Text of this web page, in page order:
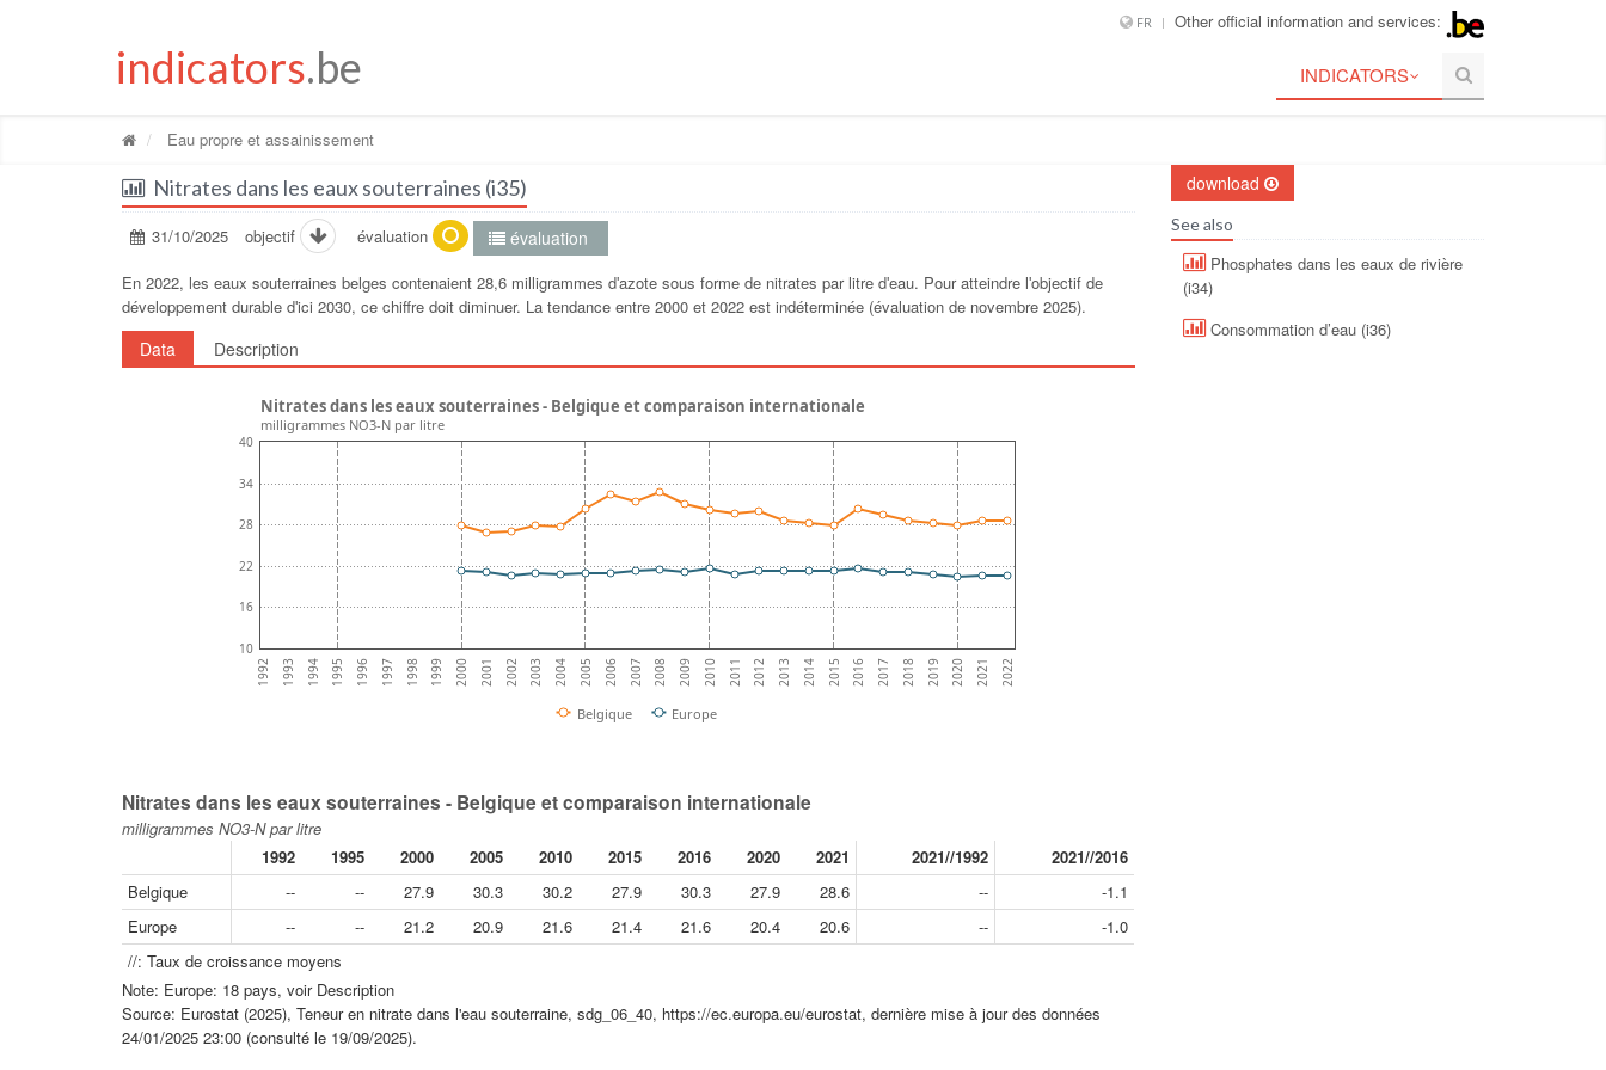
FR Other official information and services:
indicators.be INDICATORS
Eau propre et assainissement
Nitrates dans les eaux souterraines (i35)
31/10/2025 objectif évaluation évaluation
En 2022, les eaux souterraines belges contenaient 28,6 milligrammes dʹazote sous forme de nitrates par litre dʹeau. Pour atteindre lʹobjectif de
développement durable dʹici 2030, ce chiffre doit diminuer. La tendance entre 2000 et 2022 est indéterminée (évaluation de novembre 2025).
Data Description
1992 1993 1994 1995 1996 1997 1998 1999 2000 2001 2002 2003 2004 2005 2006 2007 2008 2009 2010 2011 2012 2013 2014 2015 2016 2017 2018 2019 2020 2021 2022
10
16
22
28
34
40
Belgique Europe
Nitrates dans les eaux souterraines - Belgique et comparaison internationale
milligrammes NO3-N par litre
Nitrates dans les eaux souterraines - Belgique et comparaison internationale
milligrammes NO3-N par litre
1992
1995 2000 2005 2010 2015 2016 2020 2021 2021//1992
2021//2016
Belgique
-- -- 27.9 30.3 30.2 27.9 30.3 27.9 28.6 --
-1.1
Europe
-- -- 21.2 20.9 21.6 21.4 21.6 20.4 20.6 --
-1.0
//: Taux de croissance moyens
Note: Europe: 18 pays, voir Description
Source: Eurostat (2025), Teneur en nitrate dans l'eau souterraine, sdg_06_40, https://ec.europa.eu/eurostat, dernière mise à jour des données
24/01/2025 23:00 (consulté le 19/09/2025).
download
See also
Phosphates dans les eaux de rivière
(i34)
Consommation d’eau (i36)